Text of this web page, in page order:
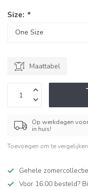
Size: *
Maattabel
Op werkdagen
in huis!
Toevoegen om te vergelijken
Gehele
Voor 16:00 besteld?